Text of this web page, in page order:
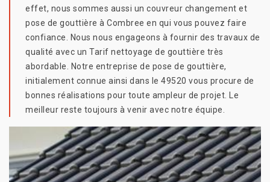
effet, nous sommes aussi un couvreur changement et
pose de gouttière à Combree en qui vous pouvez faire
confiance. Nous nous engageons à fournir des travaux de
qualité avec un Tarif nettoyage de gouttière très
abordable. Notre entreprise de pose de gouttière,
initialement connue ainsi dans le 49520 vous procure de
bonnes réalisations pour toute ampleur de projet. Le
meilleur reste toujours à venir avec notre équipe.